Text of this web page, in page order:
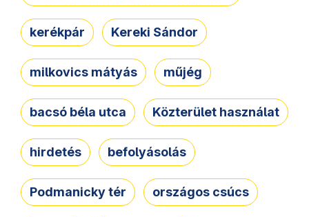
kerékpár Kereki Sándor
milkovics mátyás műjég
bacsó béla utca Közterület használat
hirdetés befolyásolás
Podmanicky tér országos csúcs